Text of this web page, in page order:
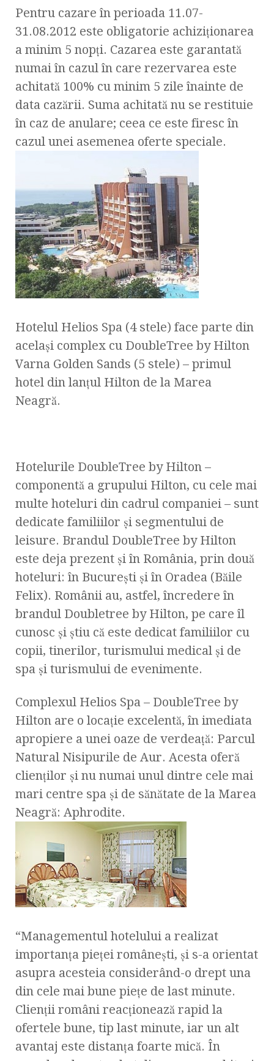
Pentru cazare în perioada 11.07-
31.08.2012 este obligatorie achiziţionarea
a minim 5 nopţi. Cazarea este garantată
numai în cazul în care rezervarea este
achitată 100% cu minim 5 zile înainte de
data cazării. Suma achitată nu se restituie
în caz de anulare; ceea ce este firesc în
cazul unei asemenea oferte speciale.
Hotelul Helios Spa (4 stele) face parte din
acelaşi complex cu DoubleTree by Hilton
Varna Golden Sands (5 stele) – primul
hotel din lanţul Hilton de la Marea
Neagră.
Hotelurile DoubleTree by Hilton –
componentă a grupului Hilton, cu cele mai
multe hoteluri din cadrul companiei – sunt
dedicate familiilor şi segmentului de
leisure. Brandul DoubleTree by Hilton
este deja prezent şi în România, prin două
hoteluri: în Bucureşti şi în Oradea (Băile
Felix). Românii au, astfel, încredere în
brandul Doubletree by Hilton, pe care îl
cunosc şi ştiu că este dedicat familiilor cu
copii, tinerilor, turismului medical şi de
spa şi turismului de evenimente.
Complexul Helios Spa – DoubleTree by
Hilton are o locaţie excelentă, în imediata
apropiere a unei oaze de verdeaţă: Parcul
Natural Nisipurile de Aur. Acesta oferă
clienţilor şi nu numai unul dintre cele mai
mari centre spa şi de sănătate de la Marea
Neagră: Aphrodite.
“Managementul hotelului a realizat
importanţa pieţei româneşti, şi s-a orientat
asupra acesteia considerând-o drept una
din cele mai bune pieţe de last minute.
Clienţii români reacţionează rapid la
ofertele bune, tip last minute, iar un alt
avantaj este distanţa foarte mică. În